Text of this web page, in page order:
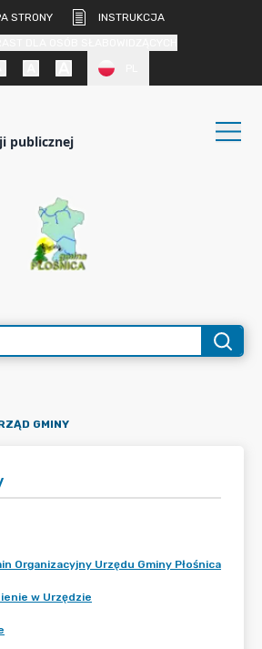
STRONY
INSTRUKCJA
publicznej
GMINY
Organizacyjny Urzędu Gminy Płośnica
w Urzędzie